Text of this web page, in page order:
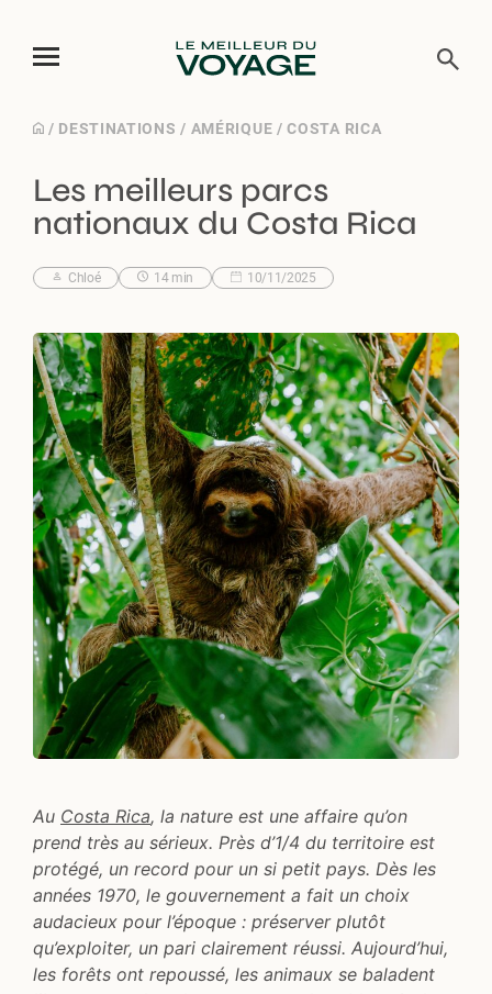
Skip
content
/ DESTINATIONS / AMÉRIQUE /COSTA RICA
Les meilleurs parcs
nationaux du Costa Rica
Chloé 14 min 10/11/2025
Au Costa Rica, la nature est une affaire qu’on
prend très au sérieux. Près d’1/4 du territoire est
protégé, un record pour un si petit pays. Dès les
années 1970, le gouvernement a fait un choix
audacieux pour l’époque : préserver plutôt
qu’exploiter, un pari clairement réussi. Aujourd’hui,
les forêts ont repoussé, les animaux se baladent